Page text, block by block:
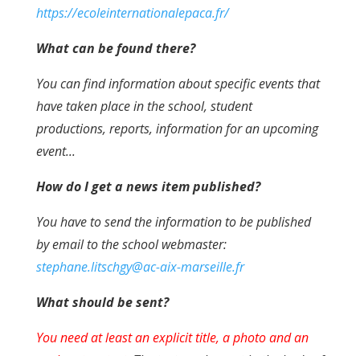
https://ecoleinternationalepaca.fr/
What can be found there?
You can find information about specific events that
have taken place in the school, student
productions, reports, information for an upcoming
event...
How do I get a news item published?
You have to send the information to be published
by email to the school webmaster:
stephane.litschgy@ac-aix-marseille.fr
What should be sent?
You need at least an explicit title, a photo and an